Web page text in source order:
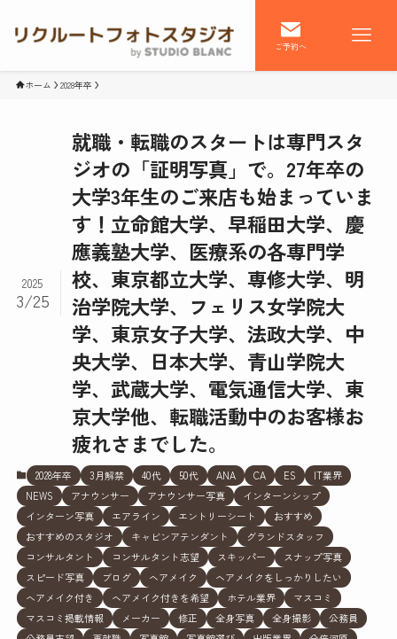
ご予約へ
ホーム 2028年卒
就職・転職のスタートは専門スタ
ジオの「証明写真」で。27年卒の
大学3年生のご来店も始まっていま
す！立命館大学、早稲田大学、慶
應義塾大学、医療系の各専門学
校、東京都立大学、専修大学、明
治学院大学、フェリス女学院大
学、東京女子大学、法政大学、中
央大学、日本大学、青山学院大
学、武蔵大学、電気通信大学、東
京大学他、転職活動中のお客様お
疲れさまでした。
2025
3/25
2028年卒 3月解禁 40代 50代 ANA CA ES
IT業界
NEWS
アナウンサー アナウンサー写真
インターンシップ
インターン写真
エアライン エントリーシート
おすすめ
おすすめのスタジオ
キャビンアテンダント
グランドスタッフ
コンサルタント
コンサルタント志望 スキッパー
スナップ写真
スピード写真
ブログ ヘアメイク
ヘアメイクをしっかりしたい
ヘアメイク付き
ヘアメイク付きを希望 ホテル業界
マスコミ
マスコミ掲載情報
メーカー 修正 全身写真 全身撮影
公務員